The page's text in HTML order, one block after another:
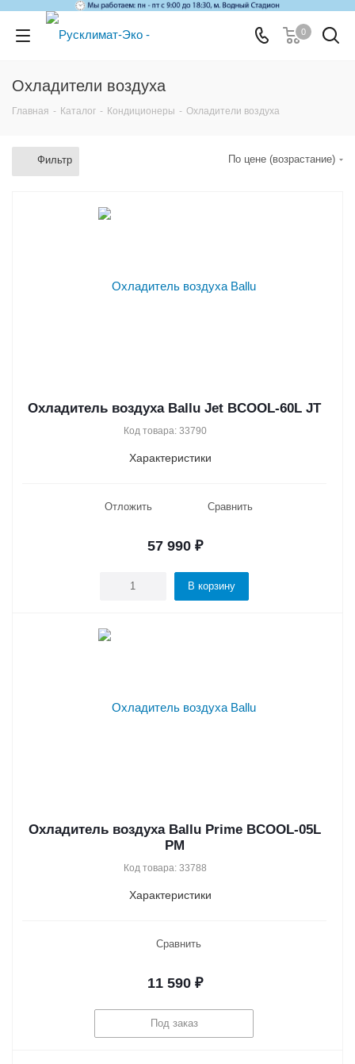
0
Охладители воздуха
Главная - Каталог - Кондиционеры - Охладители воздуха
Фильтр По цене (возрастание)
Охладитель воздуха Ballu Jet BCOOL-60L JT
Код товара: 33790
Характеристики
Отложить Сравнить
57 990₽
В корзину
Охладитель воздуха Ballu Prime BCOOL-05L
PM
Код товара: 33788
Характеристики
Сравнить
11 590₽
Под заказ